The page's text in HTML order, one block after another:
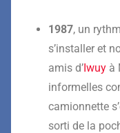
1987, un
s’installer et
amis d’Iwuy à
informelles
camionnette
sorti de la